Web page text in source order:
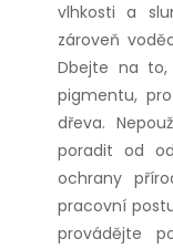
vlhkosti a
zároveň
Dbejte na to,
pigmentu,
dřeva.
poradit od
ochrany
pracovní
provádějte